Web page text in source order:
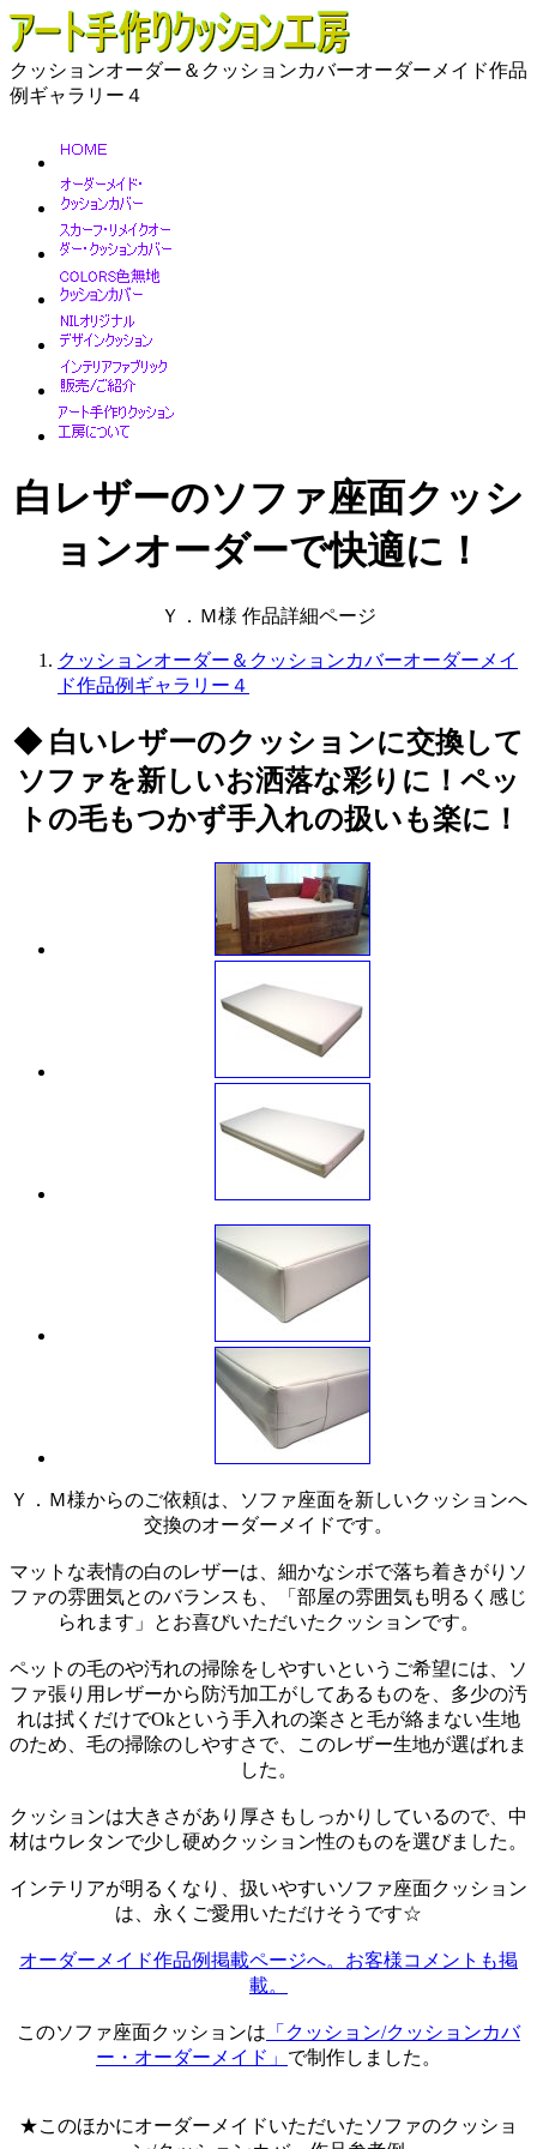
クッションオーダー＆クッションカバーオーダーメイド作品
例ギャラリー４
白レザーのソファ座面クッシ
ョンオーダーで快適に！
Ｙ．Ｍ様 作品詳細ページ
クッションオーダー＆クッションカバーオーダーメイ
ド作品例ギャラリー４
◆ 白いレザーのクッションに交換して
ソファを新しいお洒落な彩りに！ペッ
トの毛もつかず手入れの扱いも楽に！
Ｙ．Ｍ様からのご依頼は、ソファ座面を新しいクッションへ
交換のオーダーメイドです。
マットな表情の白のレザーは、細かなシボで落ち着きがりソ
ファの雰囲気とのバランスも、「部屋の雰囲気も明るく感じ
られます」とお喜びいただいたクッションです。
ペットの毛のや汚れの掃除をしやすいというご希望には、ソ
ファ張り用レザーから防汚加工がしてあるものを、多少の汚
れは拭くだけでOkという手入れの楽さと毛が絡まない生地
のため、毛の掃除のしやすさで、このレザー生地が選ばれま
した。
クッションは大きさがあり厚さもしっかりしているので、中
材はウレタンで少し硬めクッション性のものを選びました。
インテリアが明るくなり、扱いやすいソファ座面クッション
は、永くご愛用いただけそうです☆
オーダーメイド作品例掲載ページへ。お客様コメントも掲
載。
このソファ座面クッションは 「クッション/クッションカバ
ー・オーダーメイド」 で制作しました。
★このほかにオーダーメイドいただいたソファのクッショ